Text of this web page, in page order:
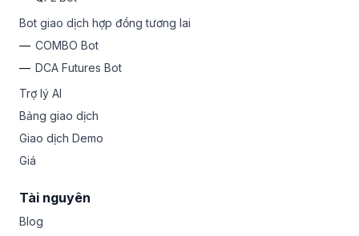
Bot giao dịch hợp đồng tương lai
COMBO Bot
DCA Futures Bot
Trợ lý AI
Bảng giao dịch
Giao dịch Demo
Giá
Tài nguyên
Blog